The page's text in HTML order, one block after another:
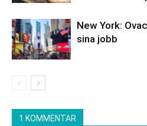
New York:
sina jobb
1 KOMMENTAR